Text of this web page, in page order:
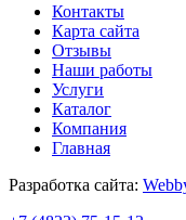
Контакты
Карта сайта
Отзывы
Наши работы
Услуги
Каталог
Компания
Главная
Разработка сайта: